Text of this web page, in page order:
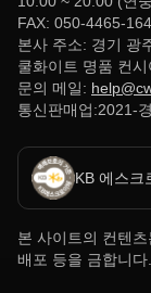
FAX: 050-4465-
본사 주소: 경기 광
쿨화이트 명품 컨
문의 메일:
통신판매업:2021-
KB 에스크
본 사이트의 컨텐
배포 등을 금합니다.